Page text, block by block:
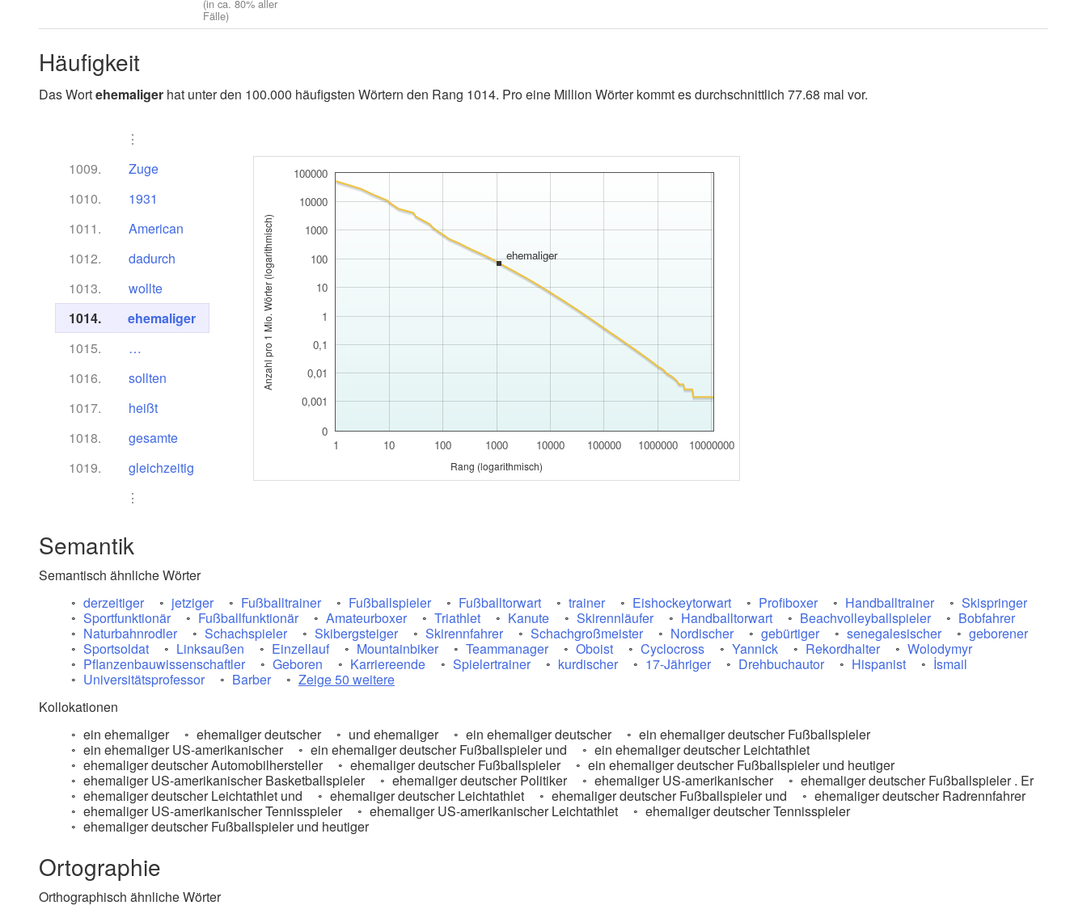
(in ca. 80% aller
Fälle)
Häufigkeit
Das Wortehemaliger hat unter den 100.000 häufigsten Wörtern den Rang 1014. Pro eine Million Wörter kommt es durchschnittlich 77.68 mal vor.
⋮
1009.
Zuge
1010.
1931
1011.
American
1012.
dadurch
1013.
wollte
1014.
ehemaliger
1015.
…
1016.
sollten
1017.
heißt
1018.
gesamte
1019.
gleichzeitig
⋮
1 10 100 1000 10000 100000 1000000 10000000
0
1
10
100
1000
10000
100000
0,001
0,01
0,1
ehemaliger
Rang (logarithmisch)
Anzahl pro 1 Mio. Wörter (logarithmisch)
Semantik
Semantisch ähnliche Wörter
derzeitiger
jetziger Fußballtrainer Fußballspieler Fußballtorwart trainer Eishockeytorwart Profiboxer Handballtrainer
Skispringer
Sportfunktionär
Fußballfunktionär Amateurboxer Triathlet Kanute Skirennläufer Handballtorwart Beachvolleyballspieler
Bobfahrer
Naturbahnrodler
Schachspieler Skibergsteiger Skirennfahrer Schachgroßmeister Nordischer gebürtiger senegalesischer
geborener
Sportsoldat
Linksaußen Einzellauf Mountainbiker Teammanager Oboist Cyclocross Yannick Rekordhalter
Wolodymyr
Pflanzenbauwissenschaftler
Geboren Karriereende Spielertrainer kurdischer 17-Jähriger Drehbuchautor Hispanist
İsmail
Universitätsprofessor
Barber
Zeige 50 weitere
Kollokationen
ein ehemaliger
ehemaliger deutscher und ehemaliger ein ehemaliger deutscher
ein ehemaliger deutscher Fußballspieler
ein ehemaliger US-amerikanischer
ein ehemaliger deutscher Fußballspieler und
ein ehemaliger deutscher Leichtathlet
ehemaliger deutscher Automobilhersteller
ehemaliger deutscher Fußballspieler
ein ehemaliger deutscher Fußballspieler und heutiger
ehemaliger US-amerikanischer Basketballspieler
ehemaliger deutscher Politiker ehemaliger US-amerikanischer
ehemaliger deutscher Fußballspieler . Er
ehemaliger deutscher Leichtathlet und
ehemaliger deutscher Leichtathlet ehemaliger deutscher Fußballspieler und
ehemaliger deutscher Radrennfahrer
ehemaliger US-amerikanischer Tennisspieler
ehemaliger US-amerikanischer Leichtathlet
ehemaliger deutscher Tennisspieler
ehemaliger deutscher Fußballspieler und heutiger
Ortographie
Orthographisch ähnliche Wörter